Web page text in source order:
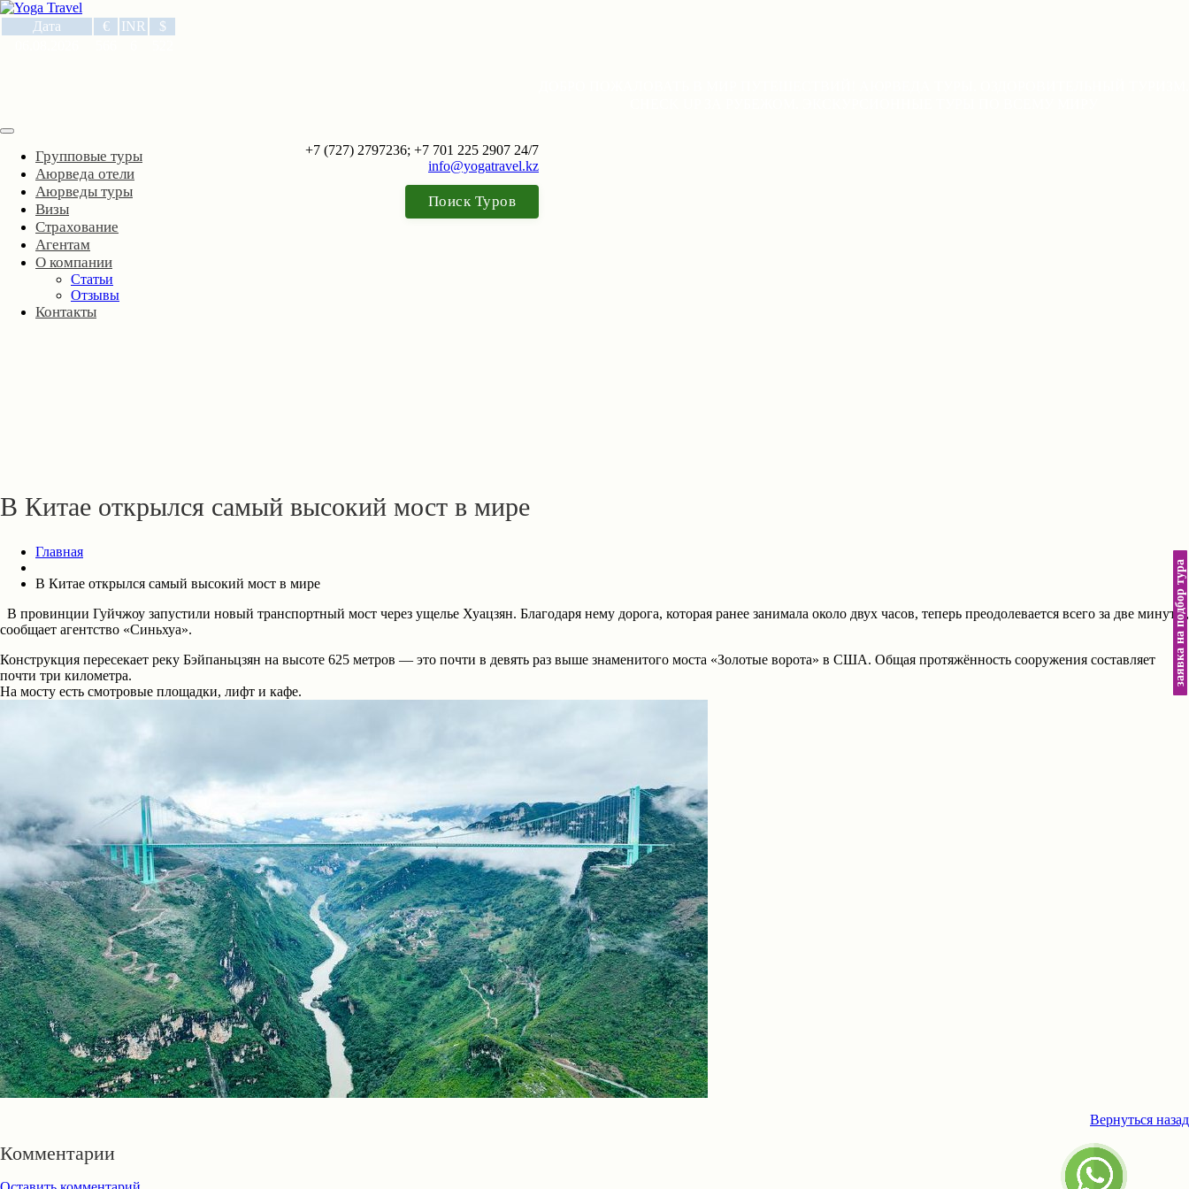
Дата € INR
$
+7 (727) 2797236; +7 701 225 2907 24/7
info@yogatravel.kz
Поиск Туров
Групповые туры
Аюрведа отели
Аюрведы туры
Визы
Страхование
Агентам
О компании
Статьи
Отзывы
Контакты
В Китае открылся самый высокий мост в мире
Главная
В Китае открылся самый высокий мост в мире
В провинции Гуйчжоу запустили новый транспортный мост через ущелье Хуацзян. Благодаря нему дорога, которая ранее занимала около двух часов, теперь преодолевается всего за две минуты,
сообщает агентство «Синьхуа».
Конструкция пересекает реку Бэйпаньцзян на высоте 625 метров — это почти в девять раз выше знаменитого моста «Золотые ворота» в США. Общая протяжённость сооружения составляет
почти три километра.
На мосту есть смотровые площадки, лифт и кафе.
Вернуться назад
Комментарии
заявка на подбор тура